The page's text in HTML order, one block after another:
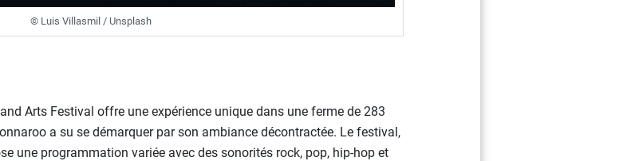
© Luis Villasmil / Unsplash
Arts Festival offre une expérience unique dans une ferme de 283
a su se démarquer par son ambiance décontractée. Le festival,
une programmation variée avec des sonorités rock, pop, hip-hop et